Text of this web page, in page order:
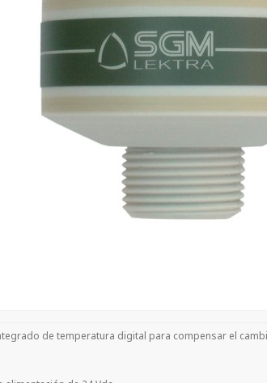
de temperatura digital para compensar el